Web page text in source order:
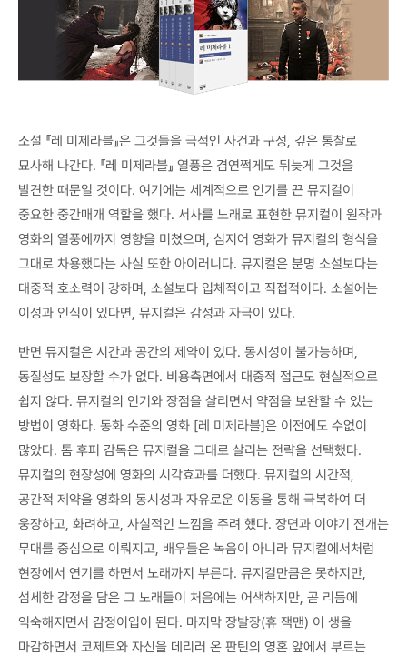
소설 『레 미제라블』은 그것들을 극적인 사건과 구성, 깊은 통찰로
묘사해 나간다. 『레 미제라블』 열풍은 겸연쩍게도 뒤늦게 그것을
발견한 때문일 것이다. 여기에는 세계적으로 인기를 끈 뮤지컬이
중요한 중간매개 역할을 했다. 서사를 노래로 표현한 뮤지컬이 원작과
영화의 열풍에까지 영향을 미쳤으며, 심지어 영화가 뮤지컬의 형식을
그대로 차용했다는 사실 또한 아이러니다. 뮤지컬은 분명 소설보다는
대중적 호소력이 강하며, 소설보다 입체적이고 직접적이다. 소설에는
이성과 인식이 있다면, 뮤지컬은 감성과 자극이 있다.
반면 뮤지컬은 시간과 공간의 제약이 있다. 동시성이 불가능하며,
동질성도 보장할 수가 없다. 비용측면에서 대중적 접근도 현실적으로
쉽지 않다. 뮤지컬의 인기와 장점을 살리면서 약점을 보완할 수 있는
방법이 영화다. 동화 수준의 영화 [레 미제라블]은 이전에도 수없이
많았다. 톰 후퍼 감독은 뮤지컬을 그대로 살리는 전략을 선택했다.
뮤지컬의 현장성에 영화의 시각효과를 더했다. 뮤지컬의 시간적,
공간적 제약을 영화의 동시성과 자유로운 이동을 통해 극복하여 더
웅장하고, 화려하고, 사실적인 느낌을 주려 했다. 장면과 이야기 전개는
무대를 중심으로 이뤄지고, 배우들은 녹음이 아니라 뮤지컬에서처럼
현장에서 연기를 하면서 노래까지 부른다. 뮤지컬만큼은 못하지만,
섬세한 감정을 담은 그 노래들이 처음에는 어색하지만, 곧 리듬에
익숙해지면서 감정이입이 된다. 마지막 장발장(휴 잭맨) 이 생을
마감하면서 코제트와 자신을 데리러 온 판틴의 영혼 앞에서 부르는